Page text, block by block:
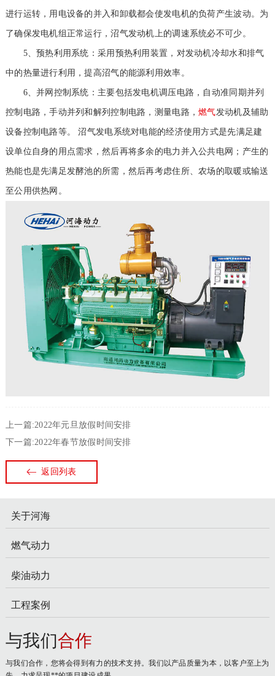
进行运转，用电设备的并入和卸载都会使发电机的负荷产生波动。为
了确保发电机组正常运行，沼气发动机上的调速系统必不可少。
5、预热利用系统：采用预热利用装置，对发动机冷却水和排气
中的热量进行利用，提高沼气的能源利用效率。
6、并网控制系统：主要包括发电机调压电路，自动准同期并列
控制电路，手动并列和解列控制电路，测量电路，燃气发动机及辅助
设备控制电路等。 沼气发电系统对电能的经济使用方式是先满足建
设单位自身的用点需求，然后再将多余的电力并入公共电网；产生的
热能也是先满足发酵池的所需，然后再考虑住所、农场的取暖或输送
至公用供热网。
上一篇:2022年元旦放假时间安排
下一篇:2022年春节放假时间安排
返回列表
关于河海
燃气动力
柴油动力
工程案例
与我们合作
与我们合作，您将会得到有力的技术支持。我们以产品质量为本，以客户至上为